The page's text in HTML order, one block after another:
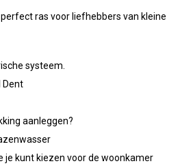
perfect ras voor liefhebbers van kleine
systeem.
Dent
aanleggen?
je kunt kiezen voor de woonkamer